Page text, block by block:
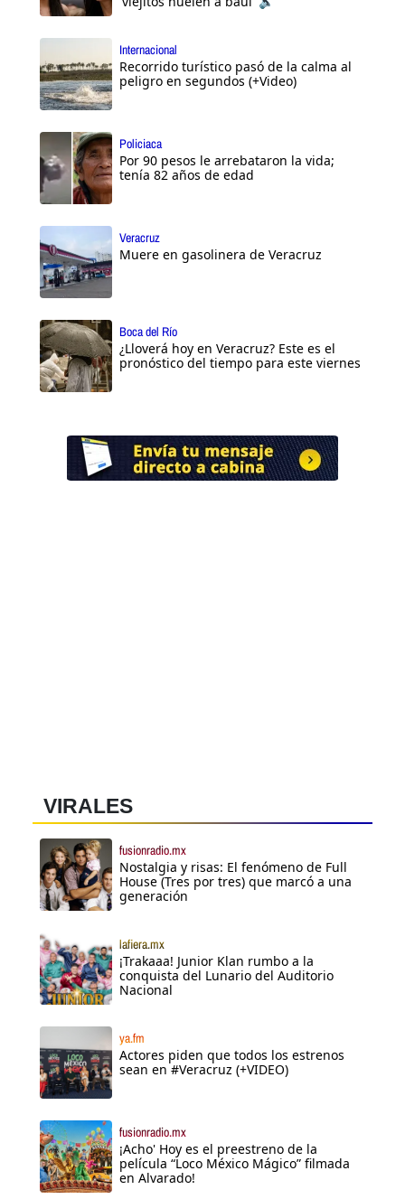
Internacional
Recorrido turístico pasó de la calma al
peligro en segundos (+Video)
Policiaca
Por 90 pesos le arrebataron la vida;
tenía 82 años de edad
Veracruz
Muere en gasolinera de Veracruz
Boca del Río
¿Lloverá hoy en Veracruz? Este es el
pronóstico del tiempo para este viernes
VIRALES
fusionradio.mx
Nostalgia y risas: El fenómeno de Full
House (Tres por tres) que marcó a una
generación
lafiera.mx
¡Trakaaa! Junior Klan rumbo a la
conquista del Lunario del Auditorio
Nacional
ya.fm
Actores piden que todos los estrenos
sean en #Veracruz (+VIDEO)
fusionradio.mx
¡Acho' Hoy es el preestreno de la
película “Loco México Mágico” filmada
en Alvarado!